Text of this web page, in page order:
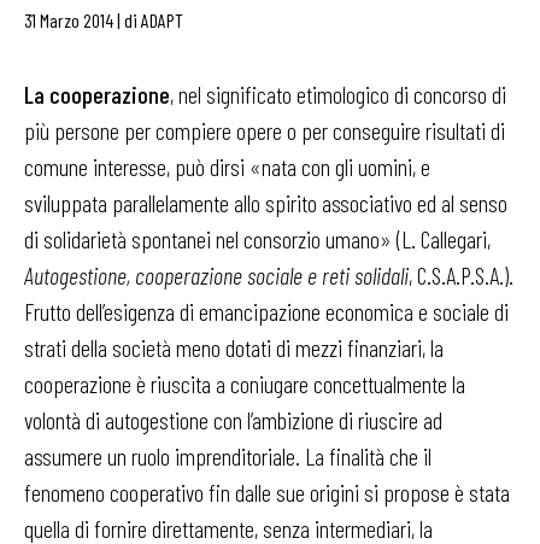
31 Marzo 2014| di ADAPT
La cooperazione, nel significato etimologico di concorso di
più persone per compiere opere o per conseguire risultati di
comune interesse, può dirsi «nata con gli uomini, e
sviluppata parallelamente allo spirito associativo ed al senso
di solidarietà spontanei nel consorzio umano» (L. Callegari,
Autogestione, cooperazione sociale e reti solidali, C.S.A.P.S.A.).
Frutto dell’esigenza di emancipazione economica e sociale di
strati della società meno dotati di mezzi finanziari, la
cooperazione è riuscita a coniugare concettualmente la
volontà di autogestione con l’ambizione di riuscire ad
assumere un ruolo imprenditoriale. La finalità che il
fenomeno cooperativo fin dalle sue origini si propose è stata
quella di fornire direttamente, senza intermediari, la